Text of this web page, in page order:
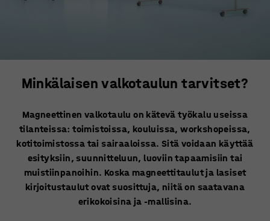
Minkälaisen valkotaulun tarvitset?
Magneettinen valkotaulu on kätevä työkalu useissa
tilanteissa: toimistoissa, kouluissa, workshopeissa,
kotitoimistossa tai sairaaloissa. Sitä voidaan käyttää
esityksiin, suunnitteluun, luoviin tapaamisiin tai
muistiinpanoihin. Koska magneettitaulut ja lasiset
kirjoitustaulut ovat suosittuja, niitä on saatavana
erikokoisina ja -mallisina.